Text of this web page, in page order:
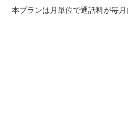
本プランは月単位で通話料が毎